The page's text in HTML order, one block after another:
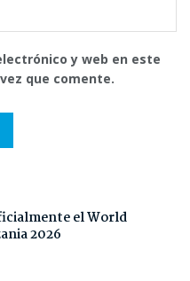
y web en este
que comente.
el World
2026